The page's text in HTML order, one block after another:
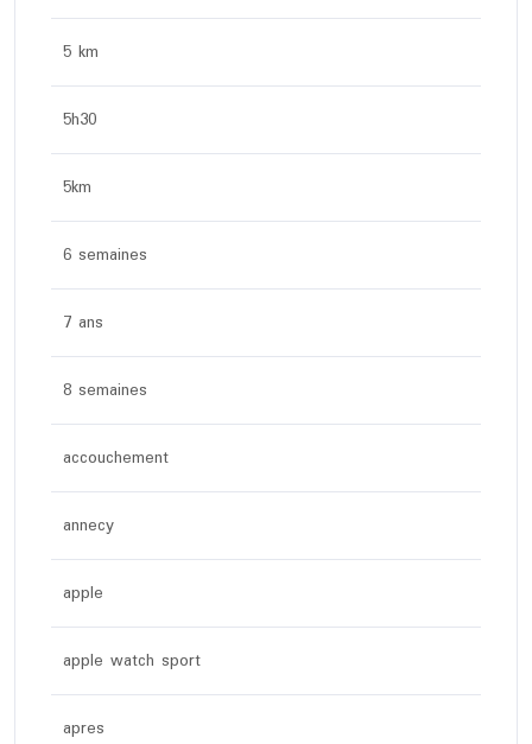
5 km
5h30
5km
6 semaines
7 ans
8 semaines
accouchement
annecy
apple
apple watch sport
apres